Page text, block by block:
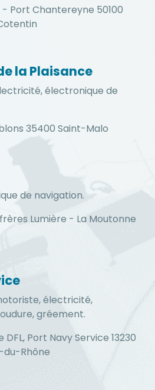
- Port Chantereyne 50100
la Plaisance
électronique de
35400 Saint-Malo
de navigation.
frères Lumière - La Moutonne
électricité,
gréement.
DFL, Port Navy Service 13230
Rhône